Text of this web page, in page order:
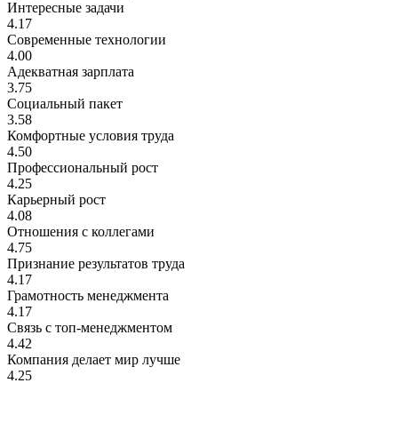
Интересные задачи
4.17
Современные технологии
4.00
Адекватная зарплата
3.75
Социальный пакет
3.58
Комфортные условия труда
4.50
Профессиональный рост
4.25
Карьерный рост
4.08
Отношения с коллегами
4.75
Признание результатов труда
4.17
Грамотность менеджмента
4.17
Связь с топ-менеджментом
4.42
Компания делает мир лучше
4.25